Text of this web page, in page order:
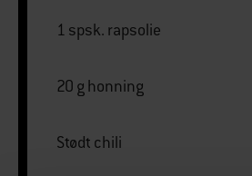
1 spsk. rapsolie
20 g honning
Stødt chili